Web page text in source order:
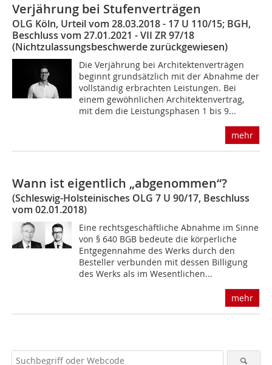
Verjährung bei Stufenverträgen
OLG Köln, Urteil vom 28.03.2018 - 17 U 110/15; BGH,
Beschluss vom 27.01.2021 - VII ZR 97/18
(Nichtzulassungsbeschwerde zurückgewiesen)
Die Verjährung bei Architektenverträgen
beginnt grundsätzlich mit der Abnahme der
vollständig erbrachten Leistungen. Bei
einem gewöhnlichen Architektenvertrag,
mit dem die Leistungsphasen 1 bis 9...
mehr
Wann ist eigentlich „abgenommen“?
(Schleswig-Holsteinisches OLG 7 U 90/17, Beschluss
vom 02.01.2018)
Eine rechtsgeschäftliche Abnahme im Sinne
von § 640 BGB bedeute die körperliche
Entgegennahme des Werks durch den
Besteller verbunden mit dessen Billigung
des Werks als im Wesentlichen...
mehr